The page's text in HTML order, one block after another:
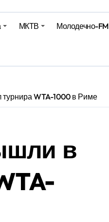
МКТВ Молодечно-FM
WTA-1000 в Риме
в